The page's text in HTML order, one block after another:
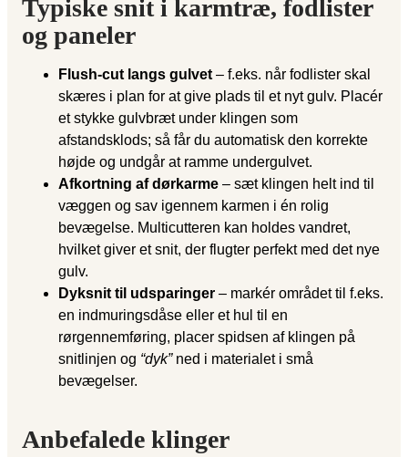
Typiske snit i karmtræ, fodlister
og paneler
Flush-cut langs gulvet – f.eks. når fodlister skal
skæres i plan for at give plads til et nyt gulv. Placér
et stykke gulvbræt under klingen som
afstandsklods; så får du automatisk den korrekte
højde og undgår at ramme undergulvet.
Afkortning af dørkarme – sæt klingen helt ind til
væggen og sav igennem karmen i én rolig
bevægelse. Multicutteren kan holdes vandret,
hvilket giver et snit, der flugter perfekt med det nye
gulv.
Dyksnit til udsparinger – markér området til f.eks.
en indmuringsdåse eller et hul til en
rørgennemføring, placer spidsen af klingen på
snitlinjen og “dyk”ned i materialet i små
bevægelser.
Anbefalede klinger